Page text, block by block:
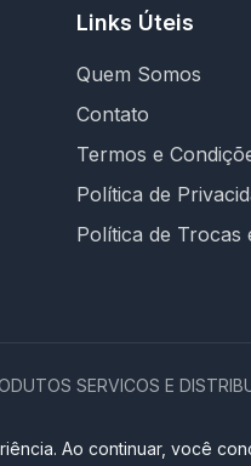
Links Úteis
Quem Somos
Contato
Termos e
Política de
Política de Trocas
SERVICOS E
Loja completa
Ao continuar, você